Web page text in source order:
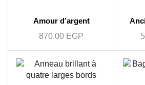
Amour d’argent
870.00 EGP